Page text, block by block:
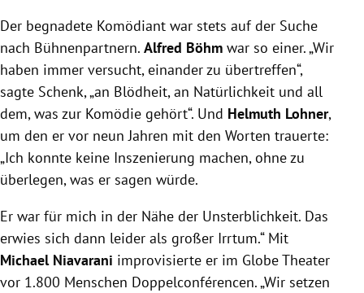
Der begnadete Komödiant war stets auf der Suche
nach Bühnenpartnern. Alfred Böhm war so einer. „Wir
haben immer versucht, einander zu übertreffen“,
sagte Schenk, „an Blödheit, an Natürlichkeit und all
dem, was zur Komödie gehört“. Und Helmuth Lohner,
um den er vor neun Jahren mit den Worten trauerte:
„Ich konnte keine Inszenierung machen, ohne zu
überlegen, was er sagen würde.
Er war für mich in der Nähe der Unsterblichkeit. Das
erwies sich dann leider als großer Irrtum.“ Mit
Michael Niavarani improvisierte er im Globe Theater
vor 1.800 Menschen Doppelconférencen. „Wir setzen